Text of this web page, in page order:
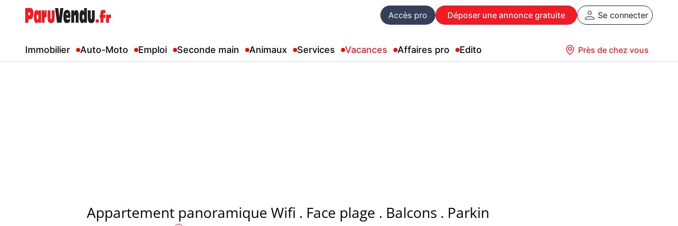
Accès pro Déposer une annonce gratuite Se connecter
Immobilier Auto-Moto Emploi Seconde main Animaux Services Vacances Affaires pro Edito Près de chez vous
Appartement panoramique Wifi . Face plage . Balcons . Parkin